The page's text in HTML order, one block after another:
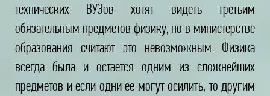
технических ВУЗов хотят видеть третьим
обязательным предметов физику, но в министерстве
образования считают это невозможным. Физика
всегда была и остается одним из сложнейших
предметов и если одни ее могут осилить, то другим